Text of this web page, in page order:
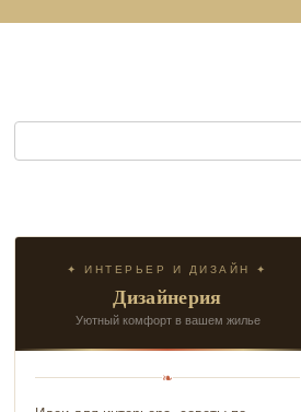
✦ ИНТЕРЬЕР И ДИЗАЙН ✦
Дизайнерия
Уютный комфорт в вашем жилье
❧